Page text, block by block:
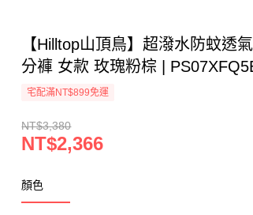
【Hilltop山頂鳥】超潑水防蚊透
分褲 女款 玫瑰粉棕 |
宅配滿NT$899免運
NT$3,380
NT$2,366
顏色